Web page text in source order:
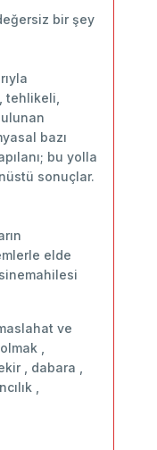
bir şey
tehlikeli,
bazı
bu yolla
sonuçlar.
elde
ve
,
, dabara ,
,